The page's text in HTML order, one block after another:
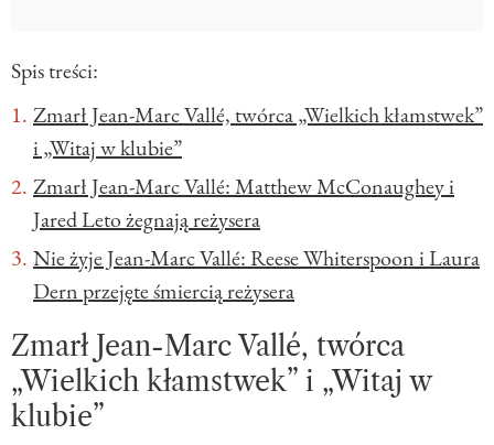
Spis treści:
Zmarł Jean-Marc Vallé, twórca „Wielkich kłamstwek”
i „Witaj w klubie”
Zmarł Jean-Marc Vallé: Matthew McConaughey i
Jared Leto żegnają reżysera
Nie żyje Jean-Marc Vallé: Reese Whiterspoon i Laura
Dern przejęte śmiercią reżysera
Zmarł Jean-Marc Vallé, twórca
„Wielkich kłamstwek” i „Witaj w
klubie”